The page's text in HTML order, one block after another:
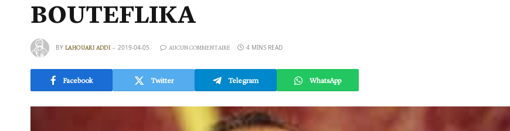
BOUTEFLIKA
BY LAHOUARI ADDI 2019-04-05 AUCUN COMMENTAIRE 4 MINS READ
Facebook Twitter Telegram WhatsApp